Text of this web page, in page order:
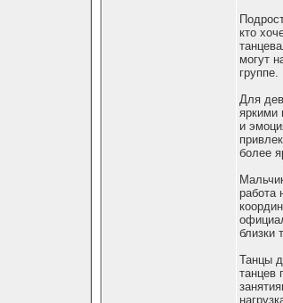
кто
могут
группе.
Для
яркими
и
более
работа
близки
Танцы
танцев